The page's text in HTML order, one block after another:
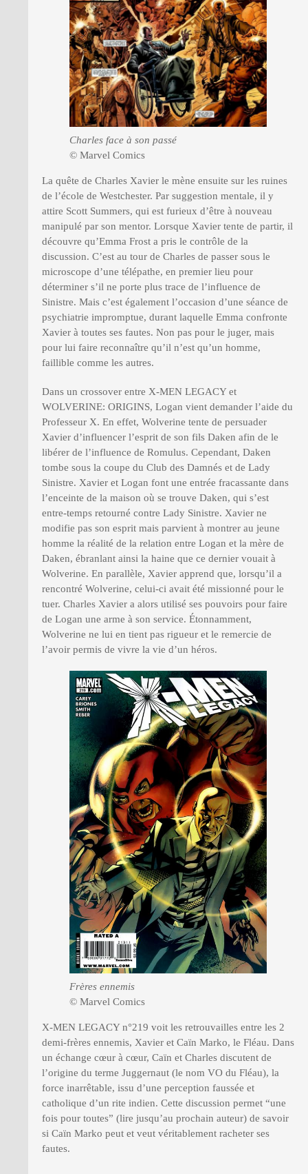
Charles face à son passé
© Marvel Comics
La quête de Charles Xavier le mène ensuite sur les ruines
de l’école de Westchester. Par suggestion mentale, il y
attire Scott Summers, qui est furieux d’être à nouveau
manipulé par son mentor. Lorsque Xavier tente de partir, il
découvre qu’Emma Frost a pris le contrôle de la
discussion. C’est au tour de Charles de passer sous le
microscope d’une télépathe, en premier lieu pour
déterminer s’il ne porte plus trace de l’influence de
Sinistre. Mais c’est également l’occasion d’une séance de
psychiatrie impromptue, durant laquelle Emma confronte
Xavier à toutes ses fautes. Non pas pour le juger, mais
pour lui faire reconnaître qu’il n’est qu’un homme,
faillible comme les autres.
Dans un crossover entre X-MEN LEGACY et
WOLVERINE: ORIGINS, Logan vient demander l’aide du
Professeur X. En effet, Wolverine tente de persuader
Xavier d’influencer l’esprit de son fils Daken afin de le
libérer de l’influence de Romulus. Cependant, Daken
tombe sous la coupe du Club des Damnés et de Lady
Sinistre. Xavier et Logan font une entrée fracassante dans
l’enceinte de la maison où se trouve Daken, qui s’est
entre-temps retourné contre Lady Sinistre. Xavier ne
modifie pas son esprit mais parvient à montrer au jeune
homme la réalité de la relation entre Logan et la mère de
Daken, ébranlant ainsi la haine que ce dernier vouait à
Wolverine. En parallèle, Xavier apprend que, lorsqu’il a
rencontré Wolverine, celui-ci avait été missionné pour le
tuer. Charles Xavier a alors utilisé ses pouvoirs pour faire
de Logan une arme à son service. Étonnamment,
Wolverine ne lui en tient pas rigueur et le remercie de
l’avoir permis de vivre la vie d’un héros.
Frères ennemis
© Marvel Comics
X-MEN LEGACY n°219 voit les retrouvailles entre les 2
demi-frères ennemis, Xavier et Caïn Marko, le Fléau. Dans
un échange cœur à cœur, Caïn et Charles discutent de
l’origine du terme Juggernaut (le nom VO du Fléau), la
force inarrêtable, issu d’une perception faussée et
catholique d’un rite indien. Cette discussion permet “une
fois pour toutes” (lire jusqu’au prochain auteur) de savoir
si Caïn Marko peut et veut véritablement racheter ses
fautes.